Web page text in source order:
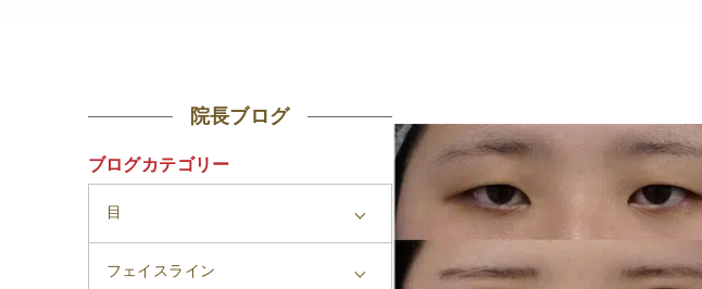
院長ブログ
ブログカテゴリー
目
フェイスライン